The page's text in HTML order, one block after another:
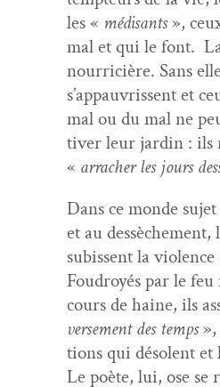
les « médis­ants»,
mal et qui le font.
nourri­cière. Sans
s’appauvrissent et
mal ou du mal ne
tiv­er leur jardin : ils
« arracher les jours
Dans ce monde
et au dessèche­ment,
subis­sent la vio­lence
Foudroyés par le
cours de haine, ils
verse­ment des temps»,
tions qui déso­lent et
Le poète, lui, ose